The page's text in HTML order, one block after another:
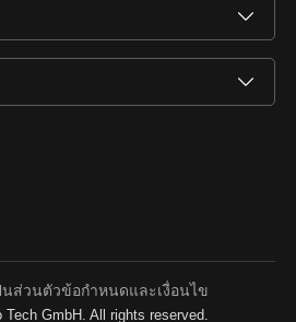
GmbH. All rights reserved.
นส่วนตัวข้อกำหนดและเงื่อนไข